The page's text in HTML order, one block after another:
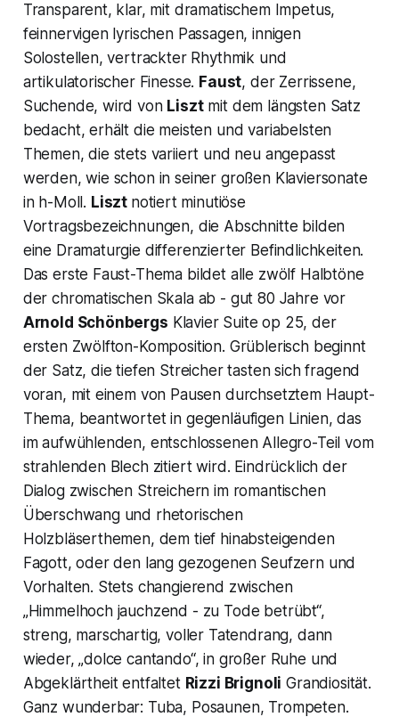
Transparent, klar, mit dramatischem Impetus,
feinnervigen lyrischen Passagen, innigen
Solostellen, vertrackter Rhythmik und
artikulatorischer Finesse. Faust, der Zerrissene,
Suchende, wird von Lisztmit dem längsten Satz
bedacht, erhält die meisten und variabelsten
Themen, die stets variiert und neu angepasst
werden, wie schon in seiner großen Klaviersonate
in h-Moll . Liszt notiert minutiöse
Vortragsbezeichnungen, die Abschnitte bilden
eine Dramaturgie differenzierter Befindlichkeiten.
Das erste Faust-Thema bildet alle zwölf Halbtöne
der chromatischen Skala ab - gut 80 Jahre vor
Arnold Schönbergs Klavier Suite op 25, der
ersten Zwölfton-Komposition. Grüblerisch beginnt
der Satz, die tiefen Streicher tasten sich fragend
voran, mit einem von Pausen durchsetztem Haupt-
Thema, beantwortet in gegenläufigen Linien, das
im aufwühlenden, entschlossenen Allegro-Teil vom
strahlenden Blech zitiert wird. Eindrücklich der
Dialog zwischen Streichern im romantischen
Überschwang und rhetorischen
Holzbläserthemen, dem tief hinabsteigenden
Fagott, oder den lang gezogenen Seufzern und
Vorhalten. Stets changierend zwischen
„Himmelhoch jauchzend - zu Tode betrübt“,
streng, marschartig, voller Tatendrang, dann
wieder, „dolce cantando“, in großer Ruhe und
Abgeklärtheit entfaltet Rizzi Brignoli Grandiosität.
Ganz wunderbar: Tuba, Posaunen, Trompeten.